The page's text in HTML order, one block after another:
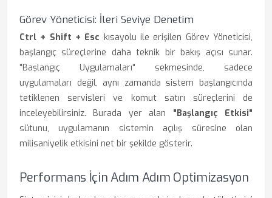
Görev Yöneticisi: İleri Seviye Denetim
Ctrl + Shift + Esc kısayolu ile erişilen Görev Yöneticisi,
başlangıç süreçlerine daha teknik bir bakış açısı sunar.
"Başlangıç Uygulamaları" sekmesinde, sadece
uygulamaları değil, aynı zamanda sistem başlangıcında
tetiklenen servisleri ve komut satırı süreçlerini de
inceleyebilirsiniz. Burada yer alan "Başlangıç Etkisi"
sütunu, uygulamanın sistemin açılış süresine olan
milisaniyelik etkisini net bir şekilde gösterir.
Performans İçin Adım Adım Optimizasyon